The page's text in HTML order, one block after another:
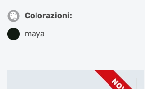
Colorazioni:
maya